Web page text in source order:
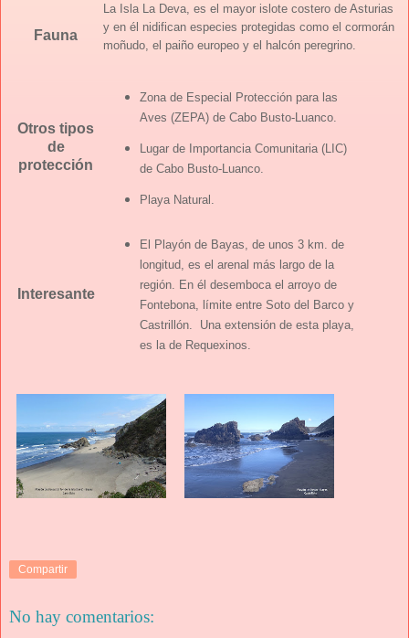
Fauna
La Isla La Deva, es el mayor islote costero de Asturias
y en él nidifican especies protegidas como el cormorán
moñudo, el paiño europeo y el halcón peregrino.
Otros tipos
de
protección
Zona de Especial Protección para las
Aves (ZEPA) de Cabo Busto-Luanco.
Lugar de Importancia Comunitaria (LIC)
de Cabo Busto-Luanco.
Playa Natural.
Interesante
El Playón de Bayas, de unos 3 km. de
longitud, es el arenal más largo de la
región. En él desemboca el arroyo de
Fontebona, límite entre Soto del Barco y
Castrillón. Una extensión de esta playa,
es la de Requexinos.
Compartir
No hay comentarios: